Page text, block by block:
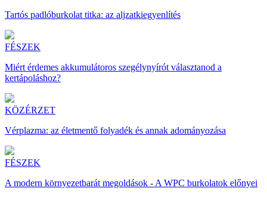
Tartós padlóburkolat titka: az aljzatkiegyenlítés
FÉSZEK
Miért érdemes akkumulátoros szegélynyírót választanod a
kertápoláshoz?
KÖZÉRZET
Vérplazma: az életmentő folyadék és annak adományozása
FÉSZEK
A modern környezetbarát megoldások - A WPC burkolatok előnyei